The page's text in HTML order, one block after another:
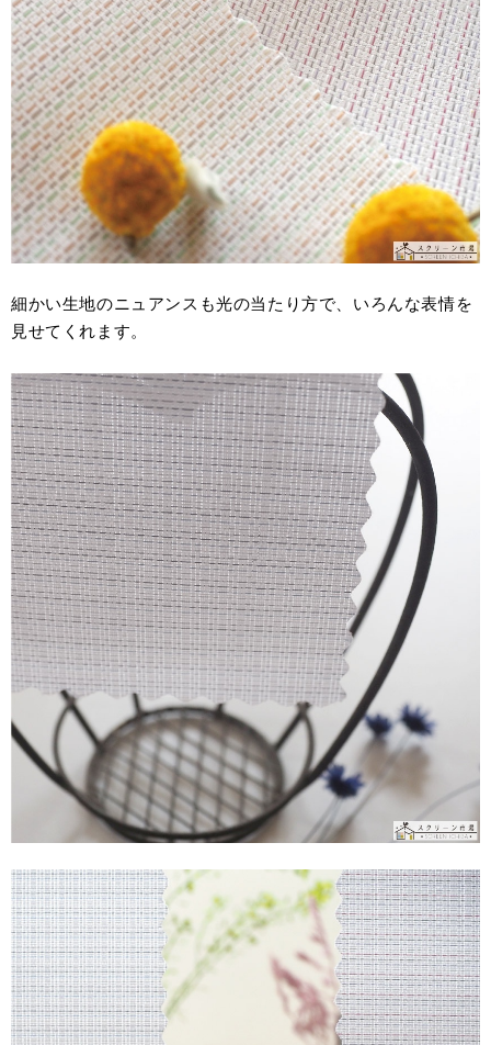
細かい生地のニュアンスも光の当たり方で、いろんな表情を
見せてくれます。